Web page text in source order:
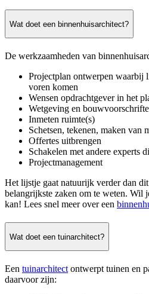
Wat doet een binnenhuisarchitect?
De werkzaamheden van
Projectplan ontwerpen waarbij
voren komen
Wensen opdrachtgever in het
Wetgeving en
Inmeten ruimte(s)
Schetsen, tekenen, maken van
Offertes uitbrengen
Schakelen met andere experts
Projectmanagement
Het lijstje gaat natuurijk verder dan
belangrijkste zaken om te weten. Wil
kan! Lees snel meer over een
Wat doet een tuinarchitect?
Een tuinarchitect ontwerpt tuinen en
daarvoor zijn: